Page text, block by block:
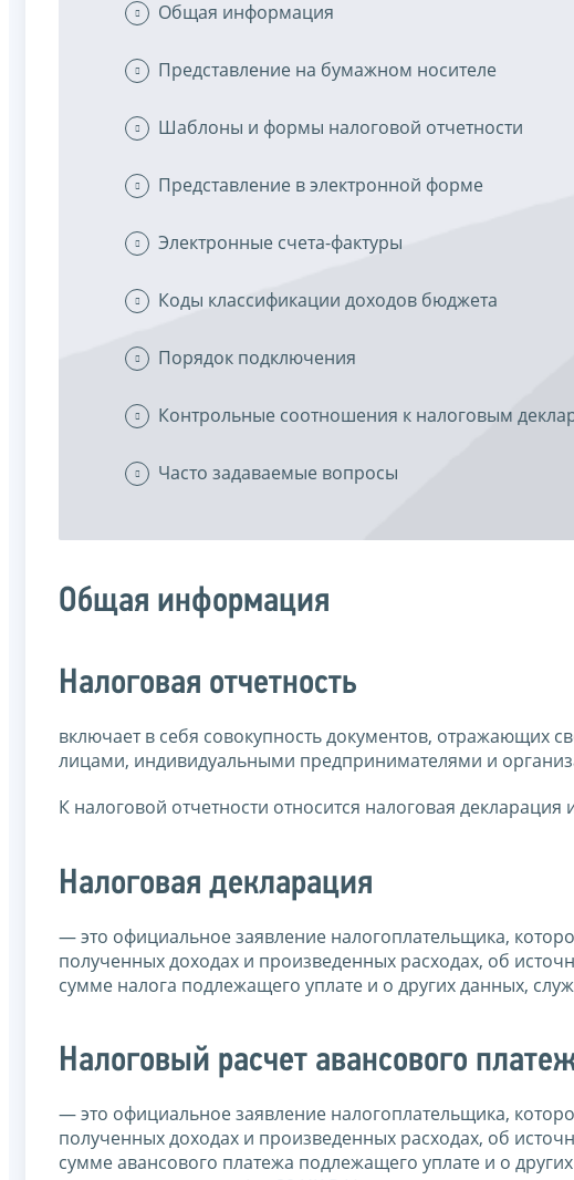
Общая информация
Представление на бумажном носителе
Шаблоны и формы налоговой отчетности
Представление в электронной форме
Электронные счета-фактуры
Коды классификации доходов бюджета
Порядок подключения
Контрольные соотношения к налоговым
Часто задаваемые вопросы
Общая информация
Налоговая отчетность
включает в себя совокупность документов, отражающих
лицами, индивидуальными предпринимателями и
К налоговой отчетности относится налоговая
Налоговая декларация
— это официальное заявление налогоплательщика,
полученных доходах и произведенных расходах, об
сумме налога подлежащего уплате и о других данных,
Налоговый расчет авансового
— это официальное заявление налогоплательщика,
полученных доходах и произведенных расходах, об
сумме авансового платежа подлежащего уплате и о